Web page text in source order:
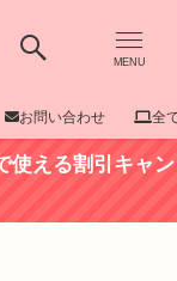
MENU
お問い合わせ 全
使える割引キャン